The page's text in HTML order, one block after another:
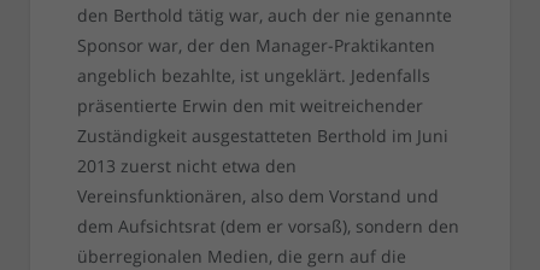
den Berthold tätig war, auch der nie genannte
Sponsor war, der den Manager-Praktikanten
angeblich bezahlte, ist ungeklärt. Jedenfalls
präsentierte Erwin den mit weitreichender
Zuständigkeit ausgestatteten Berthold im Juni
2013 zuerst nicht etwa den
Vereinsfunktionären, also dem Vorstand und
dem Aufsichtsrat (dem er vorsaß), sondern den
überregionalen Medien, die gern auf die